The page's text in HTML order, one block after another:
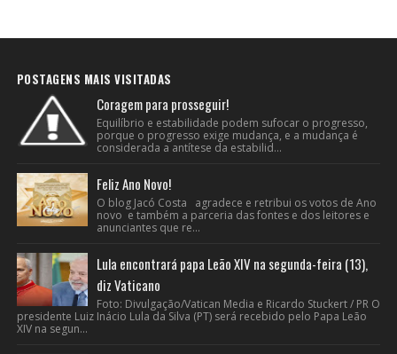
POSTAGENS MAIS VISITADAS
Coragem para prosseguir!
Equilíbrio e estabilidade podem sufocar o progresso,
porque o progresso exige mudança, e a mudança é
considerada a antítese da estabilid...
Feliz Ano Novo!
O blog Jacó Costa agradece e retribui os votos de Ano
novo e também a parceria das fontes e dos leitores e
anunciantes que re...
Lula encontrará papa Leão XIV na segunda-feira (13),
diz Vaticano
Foto: Divulgação/Vatican Media e Ricardo Stuckert / PR O
presidente Luiz Inácio Lula da Silva (PT) será recebido pelo Papa Leão
XIV na segun...